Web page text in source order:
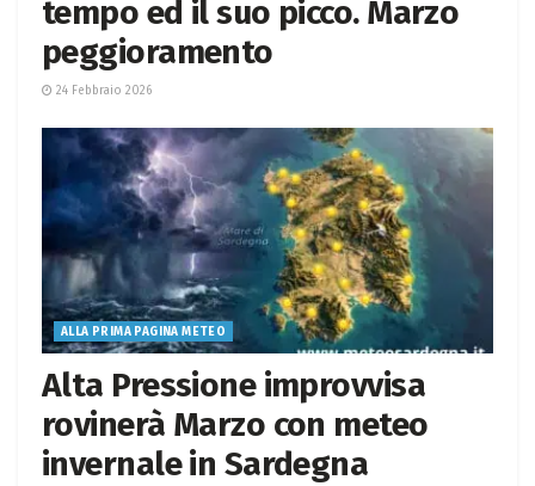
tempo ed il suo picco. Marzo
peggioramento
24 Febbraio 2026
ALLA PRIMA PAGINA METEO
Alta Pressione improvvisa
rovinerà Marzo con meteo
invernale in Sardegna